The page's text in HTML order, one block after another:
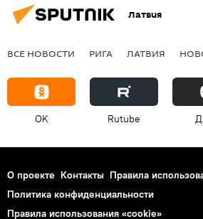
Латвия
ВСЕ НОВОСТИ РИГА ЛАТВИЯ
OK Rutube
О проекте Контакты Правила
Политика конфиденциальности
Правила использования «cookie»